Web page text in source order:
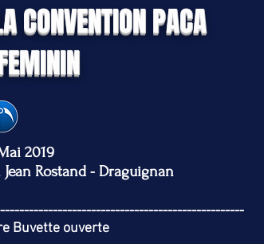
2019
Rostand - Draguignan
Buvette ouverte
CONVENTION PACA